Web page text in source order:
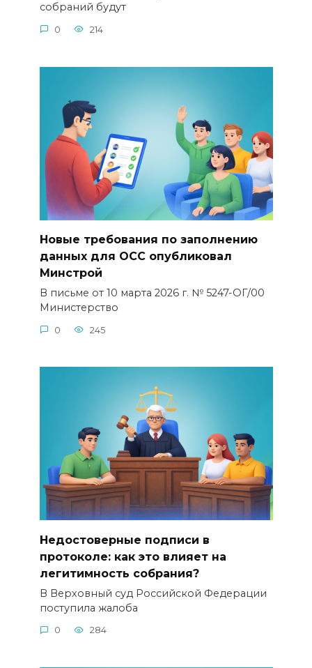
собраний будут
0 214
Новые требования по заполнению
данных для ОСС опубликовал
Минстрой
В письме от 10 марта 2026 г. № 5247-ОГ/00
Министерство
0 245
Недостоверные подписи в
протоколе: как это влияет на
легитимность собрания?
В Верховный суд Российской Федерации
поступила жалоба
0 284